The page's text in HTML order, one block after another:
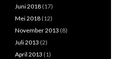
Juni 2018 (17)
Mei 2018 (12)
November 2013 (8)
Juli 2013 (2)
April 2013 (1)